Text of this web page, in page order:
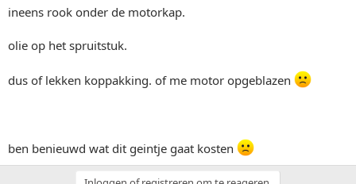
ineens rook onder de motorkap.
olie op het spruitstuk.
dus of lekken koppakking. of me motor opgeblazen
ben benieuwd wat dit geintje gaat kosten